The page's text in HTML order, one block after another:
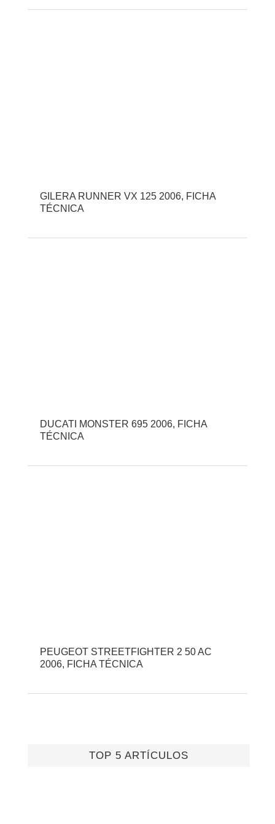
GILERA RUNNER VX 125 2006, FICHA
TÉCNICA
DUCATI MONSTER 695 2006, FICHA
TÉCNICA
PEUGEOT STREETFIGHTER 2 50 AC
2006, FICHA TÉCNICA
TOP 5 ARTÍCULOS